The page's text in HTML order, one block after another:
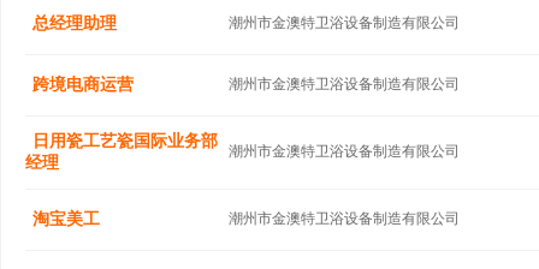
总经理助理 潮州市金澳特卫浴设备制造有限公司
跨境电商运营 潮州市金澳特卫浴设备制造有限公司
日用瓷工艺瓷国际业务部
经理
潮州市金澳特卫浴设备制造有限公司
淘宝美工 潮州市金澳特卫浴设备制造有限公司